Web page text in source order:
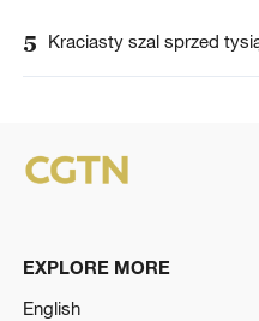
5 Kraciasty szal sprzed
EXPLORE MORE
English